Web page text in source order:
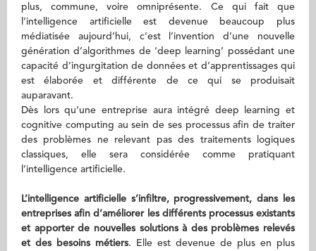
plus, commune, voire omniprésente. Ce qui fait que
l’intelligence artificielle est devenue beaucoup plus
médiatisée aujourd’hui, c’est l’invention d’une nouvelle
génération d’algorithmes de ‘deep learning’ possédant une
capacité d’ingurgitation de données et d’apprentissages qui
est élaborée et différente de ce qui se produisait
auparavant.
Dès lors qu’une entreprise aura intégré deep learning et
cognitive computing au sein de ses processus afin de traiter
des problèmes ne relevant pas des traitements logiques
classiques, elle sera considérée comme pratiquant
l’intelligence artificielle.
L’intelligence artificielle s’infiltre, progressivement, dans les
entreprises afin d’améliorer les différents processus existants
et apporter de nouvelles solutions à des problèmes relevés
et des besoins métiers. Elle est devenue de plus en plus